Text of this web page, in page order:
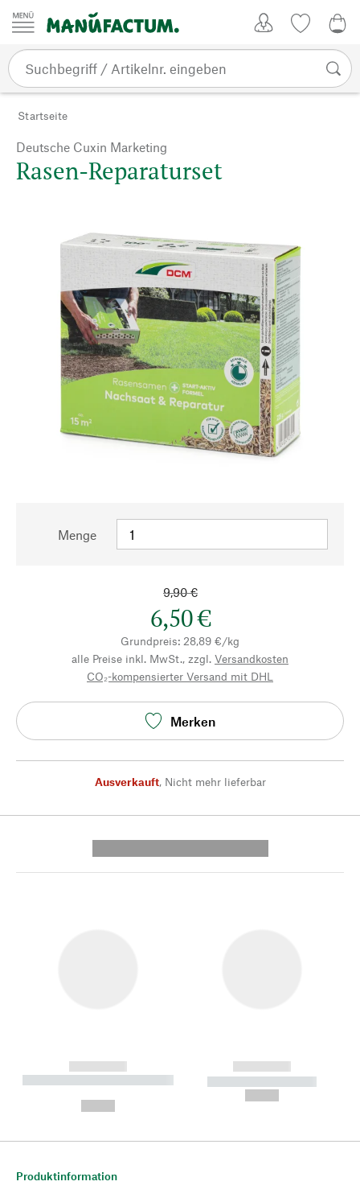
Zum Inhalt springen
Startseite
Deutsche Cuxin Marketing
Rasen-Reparaturset
Menge
9,90 €
6,50 €
Grundpreis: 28,89 €/kg
alle Preise inkl. MwSt., zzgl. Versandkosten
CO₂-kompensierter Versand mit DHL
Merken
Ausverkauft, Nicht mehr lieferbar
------------
----------- ----------- --------
------------
----------- -----------
Produktinformation